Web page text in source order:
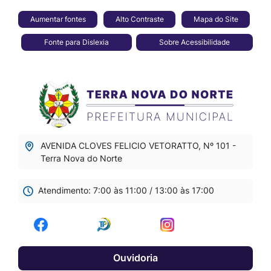
Seção
de
atalhos
links
acessibilidade
Ir
para
o
[alt+1]
menu
Ir
busca
[alt+3]
Aumentar fontes Alto Contraste Mapa do Site
Fonte para Dislexia Sobre Acessibilidade
Seção
menu
principal
AVENIDA CLOVES FELICIO VETORATTO, Nº 101 -
Terra Nova do Norte
Atendimento: 7:00 às 11:00 / 13:00 às 17:00
Acessar
Acessar
Rede
Acessar
Rede
Ouvidoria